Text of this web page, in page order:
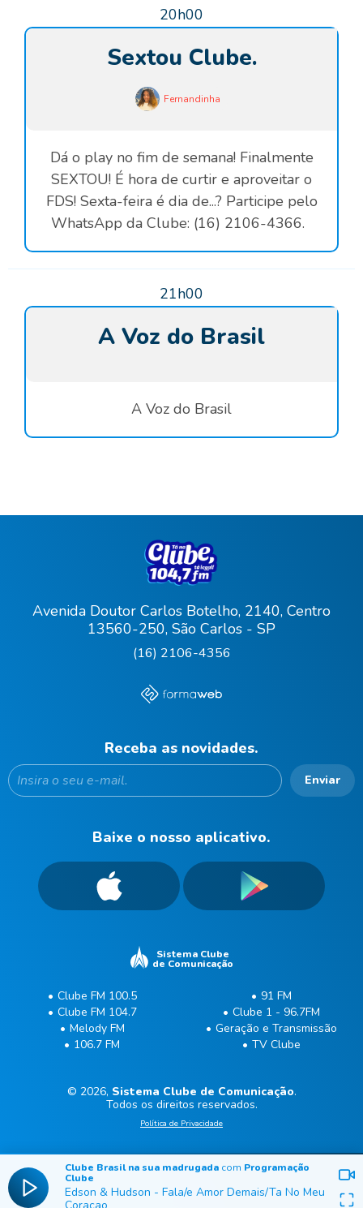
20h00
Sextou Clube.
Fernandinha
Dá o play no fim de semana! Finalmente
SEXTOU! É hora de curtir e aproveitar o
FDS! Sexta-feira é dia de...? Participe pelo
WhatsApp da Clube: (16) 2106-4366.
21h00
A Voz do Brasil
A Voz do Brasil
Avenida Doutor Carlos Botelho, 2140, Centro
13560-250, São Carlos - SP
(16) 2106-4356
Receba as novidades.
Enviar
Baixe o nosso aplicativo.
Sistema Clube
de Comunicação
Clube FM 100.5
Clube FM 104.7
Melody FM
106.7 FM
91 FM
Clube 1 - 96.7FM
Geração e Transmissão
TV Clube
© 2026, Sistema Clube de Comunicação.
Todos os direitos reservados.
Política de Privacidade
Clube Brasil na sua madrugada com Programação
Clube
Edson & Hudson - Fala/e Amor Demais/Ta No Meu